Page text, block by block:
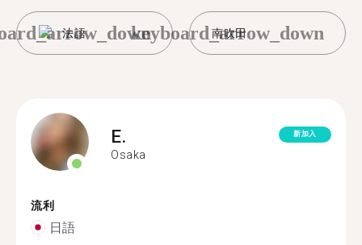
法語 南吹田
keyboard_arrow_down
E.
Osaka
新加入
流利
日語